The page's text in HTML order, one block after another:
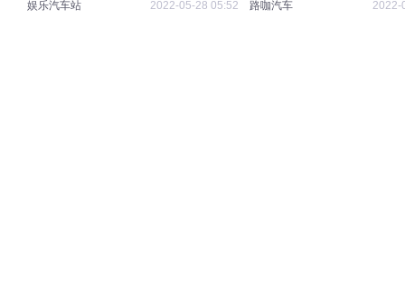
欢
娱乐汽车站 2022-05-28 05:52 路咖汽车 2022-